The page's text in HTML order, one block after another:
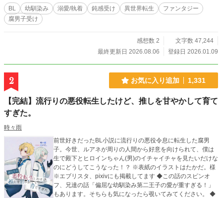
お待ちください。
BL 幼馴染み 溺愛/執着 鈍感受け 異世界転生
ファンタジー
腐男子受け
感想数 2
文字数 47,244
最終更新日 2026.08.06
登録日 2026.01.09
2 お気に入り追加 1,331
【完結】流行りの悪役転生したけど、推しを甘やかして育て
すぎた。
時々雨
前世好きだったBL小説に流行りの悪役令息に転生した腐男
子。今世、ルアネが周りの人間から好意を向けられて、僕は
生で殿下とヒロインちゃん(男)のイチャイチャを見たいだけな
のにどうしてこうなった！？ ※表紙のイラストはたかだ。様
※エブリスタ、pixivにも掲載してます ◆この話のスピンオ
フ、兄達の話「偏屈な幼馴染み第二王子の愛が重すぎる！」
もあります。そちらも気になったら覗いてみてください。 ◆